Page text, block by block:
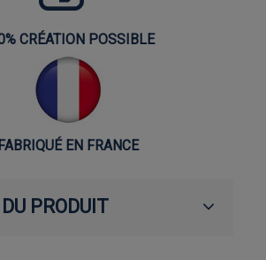
CRÉATION POSSIBLE
FABRIQUÉ EN FRANCE
PRODUIT